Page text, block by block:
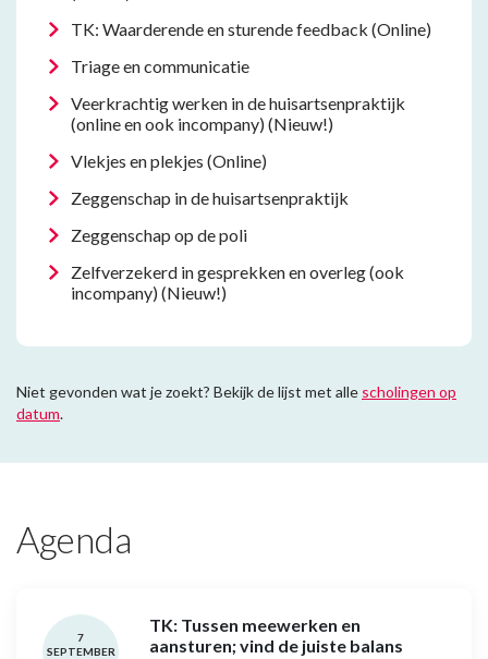
TK: Waarderende en sturende feedback (Online)
Triage en communicatie
Veerkrachtig werken in de huisartsenpraktijk
(online en ook incompany) (Nieuw!)
Vlekjes en plekjes (Online)
Zeggenschap in de huisartsenpraktijk
Zeggenschap op de poli
Zelfverzekerd in gesprekken en overleg (ook
incompany) (Nieuw!)
Niet gevonden wat je zoekt? Bekijk de lijst met alle scholingen op
datum.
Agenda
7
SEPTEMBER
TK: Tussen meewerken en
aansturen; vind de juiste balans